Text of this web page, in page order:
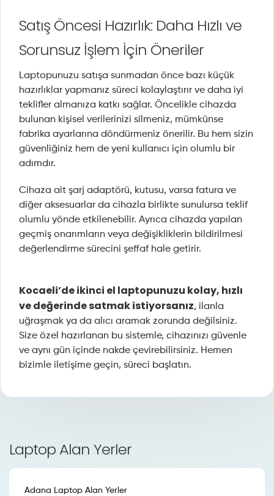
Satış Öncesi Hazırlık: Daha Hızlı ve
Sorunsuz İşlem İçin Öneriler
Laptopunuzu satışa sunmadan önce bazı küçük
hazırlıklar yapmanız süreci kolaylaştırır ve daha iyi
teklifler almanıza katkı sağlar. Öncelikle cihazda
bulunan kişisel verilerinizi silmeniz, mümkünse
fabrika ayarlarına döndürmeniz önerilir. Bu hem sizin
güvenliğiniz hem de yeni kullanıcı için olumlu bir
adımdır.
Cihaza ait şarj adaptörü, kutusu, varsa fatura ve
diğer aksesuarlar da cihazla birlikte sunulursa teklif
olumlu yönde etkilenebilir. Ayrıca cihazda yapılan
geçmiş onarımların veya değişikliklerin bildirilmesi
değerlendirme sürecini şeffaf hale getirir.
Kocaeli’de ikinci el laptopunuzu kolay, hızlı
ve değerinde satmak istiyorsanız, ilanla
uğraşmak ya da alıcı aramak zorunda değilsiniz.
Size özel hazırlanan bu sistemle, cihazınızı güvenle
ve aynı gün içinde nakde çevirebilirsiniz. Hemen
bizimle iletişime geçin, süreci başlatın.
Laptop Alan Yerler
Adana Laptop Alan Yerler